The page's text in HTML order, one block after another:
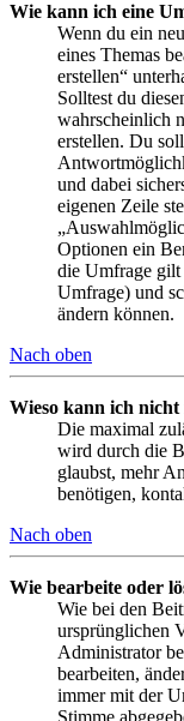
Wie kann ich eine
Wenn du ein
eines Themas
erstellen“
Solltest du
wahrscheinlich
erstellen. Du
und dabei
eigenen Zeile
Optionen ein
die Umfrage gilt
Umfrage) und
ändern können.
Nach oben
Wieso kann ich
Die maximal
wird durch die
glaubst, mehr
benötigen,
Nach oben
Wie bearbeite oder
Wie bei den
ursprünglichen
Administrator
bearbeiten,
immer mit der